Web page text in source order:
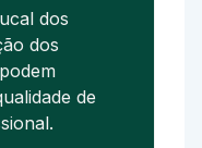
dos
dos
de